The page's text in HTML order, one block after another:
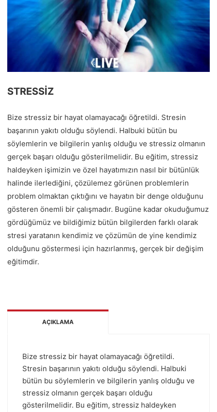
STRESSİZ
Bize stressiz bir hayat olamayacağı öğretildi. Stresin
başarının yakıtı olduğu söylendi. Halbuki bütün bu
söylemlerin ve bilgilerin yanlış olduğu ve stressiz olmanın
gerçek başarı olduğu gösterilmelidir. Bu eğitim, stressiz
haldeyken işimizin ve özel hayatımızın nasıl bir bütünlük
halinde ilerlediğini, çözülemez görünen problemlerin
problem olmaktan çıktığını ve hayatın bir denge olduğunu
gösteren önemli bir çalışmadır. Bugüne kadar okuduğumuz
gördüğümüz ve bildiğimiz bütün bilgilerden farklı olarak
stresi yaratanın kendimiz ve çözümün de yine kendimiz
olduğunu göstermesi için hazırlanmış, gerçek bir değişim
eğitimdir.
AÇIKLAMA
Bize stressiz bir hayat olamayacağı öğretildi.
Stresin başarının yakıtı olduğu söylendi. Halbuki
bütün bu söylemlerin ve bilgilerin yanlış olduğu ve
stressiz olmanın gerçek başarı olduğu
gösterilmelidir. Bu eğitim, stressiz haldeyken